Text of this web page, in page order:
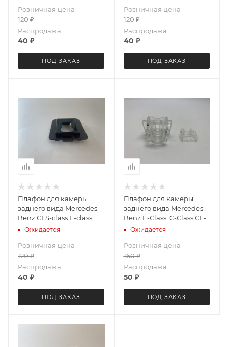
W251 (2005-...) Letrun 3441
Розничная цена
120₽
Распродажа
40 ₽
ПОД ЗАКАЗ
Розничная цена
120₽
Распродажа
40 ₽
ПОД ЗАКАЗ
Плафон для камеры
заднего вида Mercedes-
Benz CLS-class E-class
GL-class S-class SL-class
Ожидается
Розничная цена
120₽
Распродажа
40 ₽
ПОД ЗАКАЗ
Плафон для камеры
заднего вида Mercedes-
Benz E-Class, C-Class CL-
class S-class LeTrun 3777
Ожидается
Розничная цена
160₽
Распродажа
50 ₽
ПОД ЗАКАЗ